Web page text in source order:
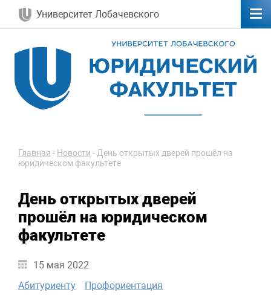
Университет Лобачевского
Главная - Новости -День открытых дверей прошёл на
юридическом факультете
День открытых дверей
прошёл на юридическом
факультете
15 мая 2022
Абитуриенту
Профориентация